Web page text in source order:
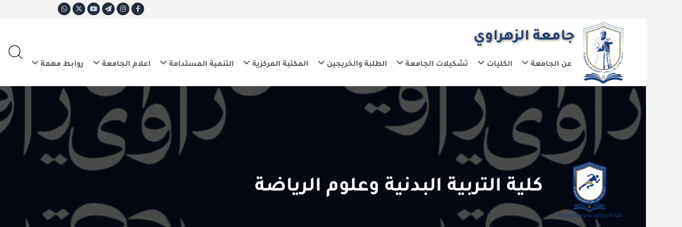
جامعة الزهراوي
عن الجامعة الكليات تشكيلات الجامعة الطلبة والخريجين المكتبة المركزية التنمية المستدامة اعلام الجامعة روابط مهمة
E
كلية التربية البدنية وعلوم الرياضة